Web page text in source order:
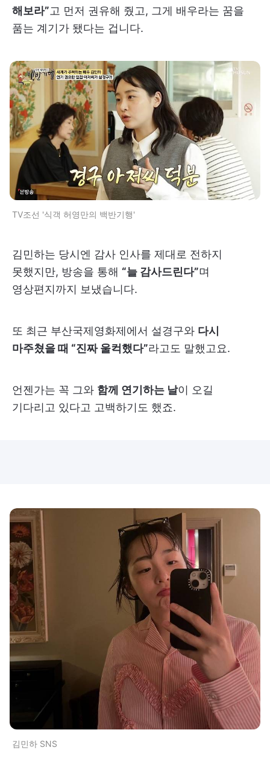
해보라”고 먼저 권유해 줬고, 그게 배우라는 꿈을
품는 계기가 됐다는 겁니다.
TV조선 '식객 허영만의 백반기행'
김민하는 당시엔 감사 인사를 제대로 전하지
못했지만, 방송을 통해 “늘 감사드린다”며
영상편지까지 보냈습니다.
또 최근 부산국제영화제에서 설경구와 다시
마주쳤을 때 “진짜 울컥했다”라고도 말했고요.
언젠가는 꼭 그와 함께 연기하는 날이 오길
기다리고 있다고 고백하기도 했죠.
김민하 SNS